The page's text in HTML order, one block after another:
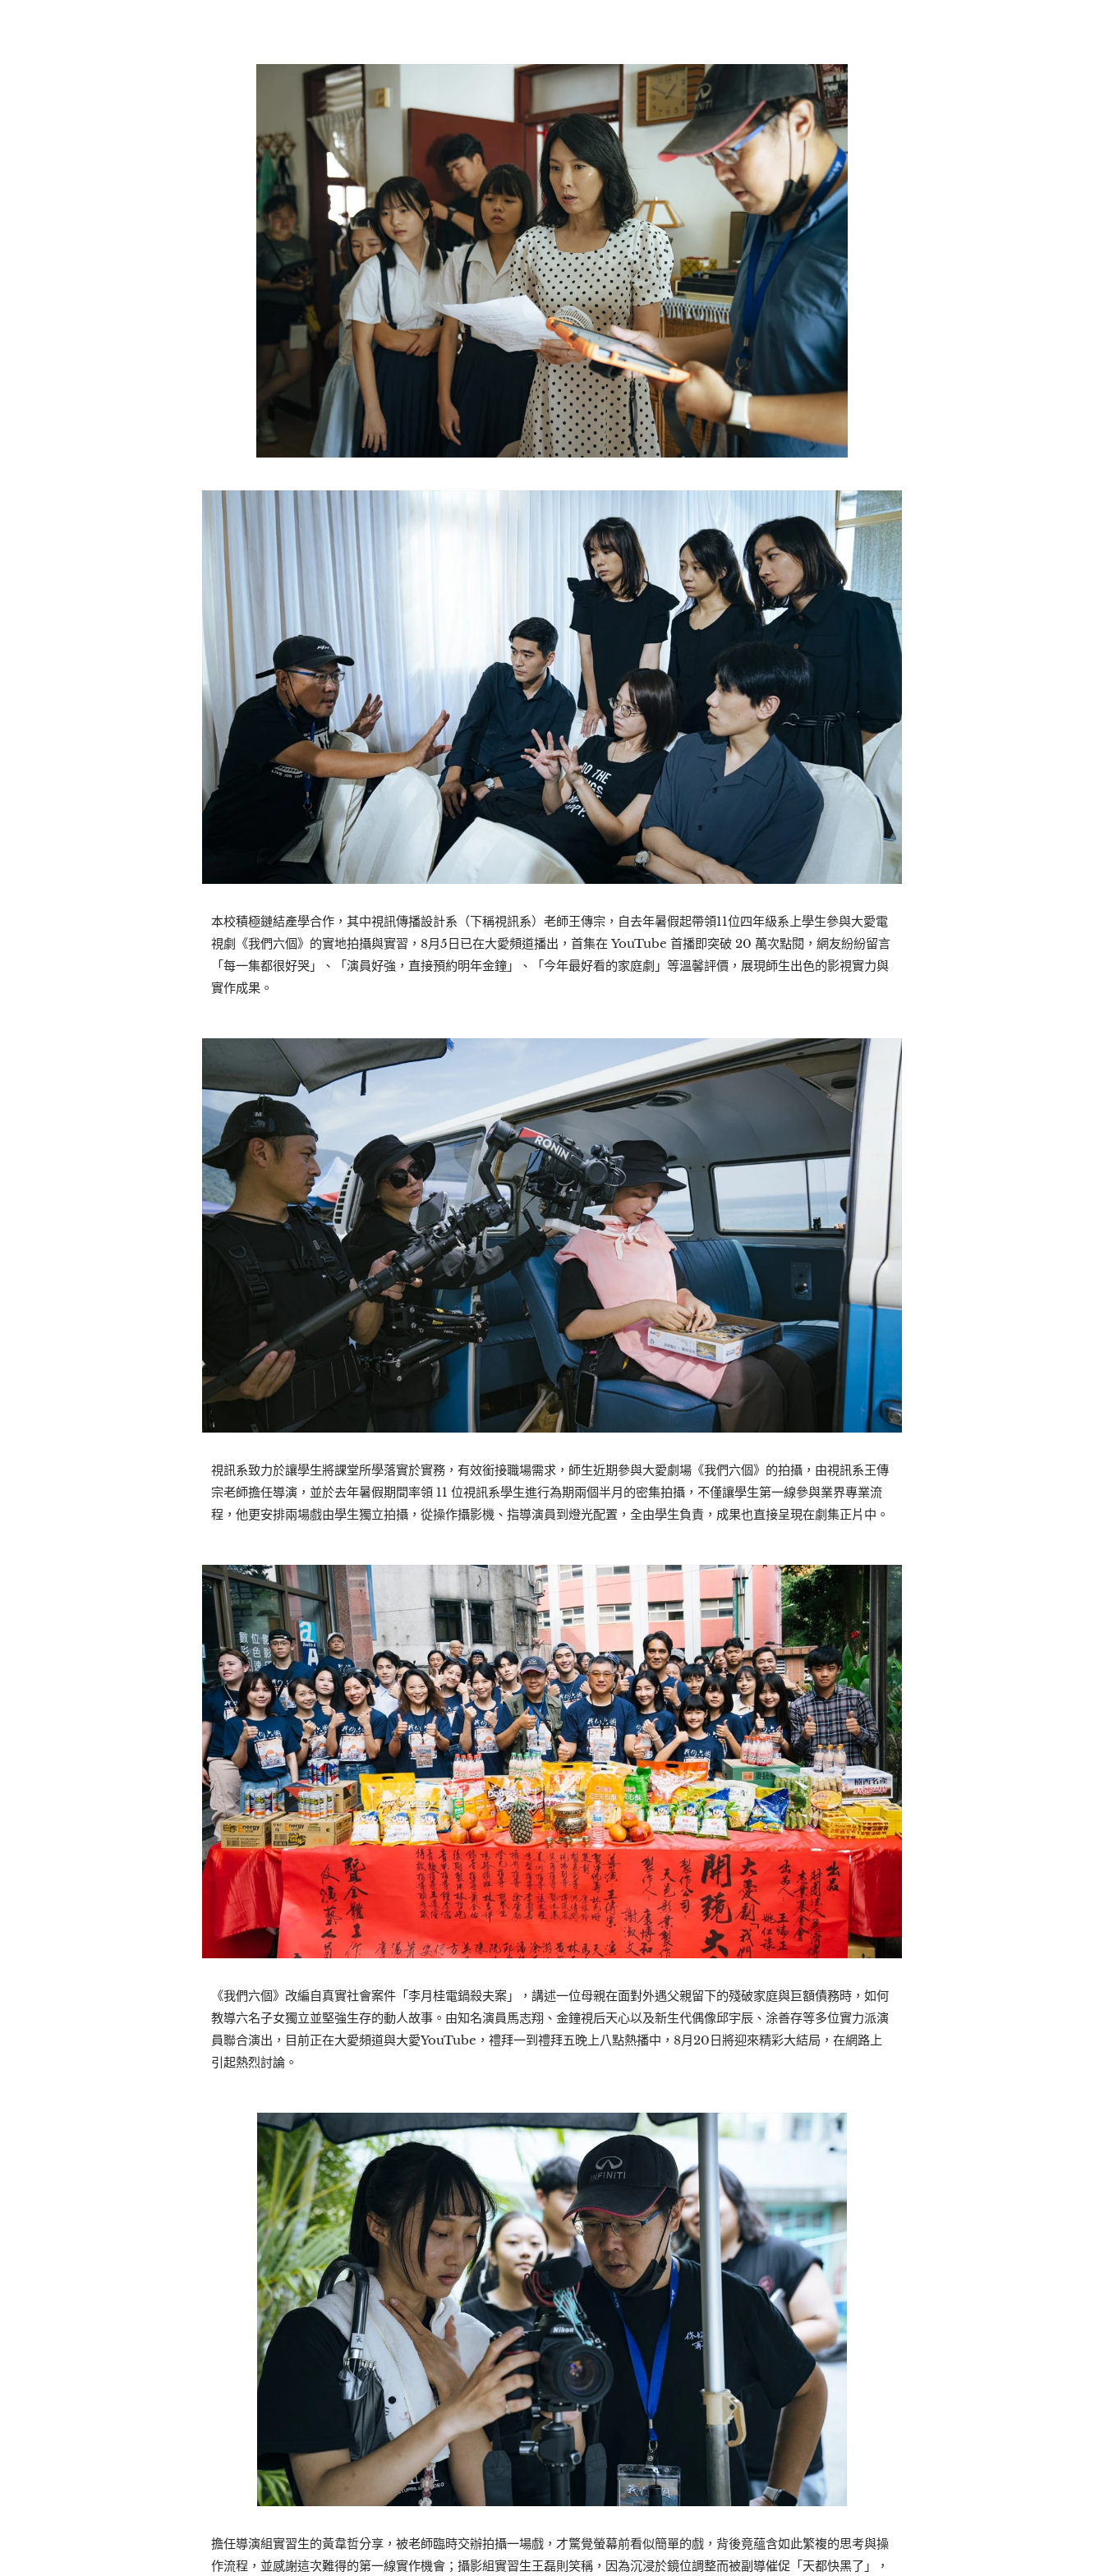
本校積極鏈結產學合作，其中視訊傳播設計系（下稱視訊系）老師王傳宗，自去年暑假起帶領11位四年級系上學生參與大愛電
視劇《我們六個》的實地拍攝與實習，8月5日已在大愛頻道播出，首集在 YouTube 首播即突破 20 萬次點閱，網友紛紛留言
「每一集都很好哭」、「演員好強，直接預約明年金鐘」、「今年最好看的家庭劇」等溫馨評價，展現師生出色的影視實力與
實作成果。
視訊系致力於讓學生將課堂所學落實於實務，有效銜接職場需求，師生近期參與大愛劇場《我們六個》的拍攝，由視訊系王傳
宗老師擔任導演，並於去年暑假期間率領 11 位視訊系學生進行為期兩個半月的密集拍攝，不僅讓學生第一線參與業界專業流
程，他更安排兩場戲由學生獨立拍攝，從操作攝影機、指導演員到燈光配置，全由學生負責，成果也直接呈現在劇集正片中。
《我們六個》改編自真實社會案件「李月桂電鍋殺夫案」，講述一位母親在面對外遇父親留下的殘破家庭與巨額債務時，如何
教導六名子女獨立並堅強生存的動人故事。由知名演員馬志翔、金鐘視后天心以及新生代偶像邱宇辰、涂善存等多位實力派演
員聯合演出，目前正在大愛頻道與大愛YouTube，禮拜一到禮拜五晚上八點熱播中，8月20日將迎來精彩大結局，在網路上
引起熱烈討論。
擔任導演組實習生的黃韋哲分享，被老師臨時交辦拍攝一場戲，才驚覺螢幕前看似簡單的戲，背後竟蘊含如此繁複的思考與操
作流程，並感謝這次難得的第一線實作機會；攝影組實習生王磊則笑稱，因為沉浸於鏡位調整而被副導催促「天都快黑了」，